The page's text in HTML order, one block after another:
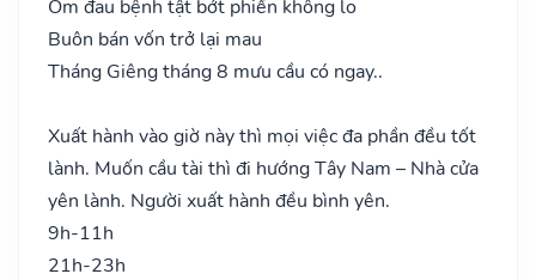
Ốm đau bệnh tật bớt phiền không lo
Buôn bán vốn trở lại mau
Tháng Giêng tháng 8 mưu cầu có ngay..
Xuất hành vào giờ này thì mọi việc đa phần đều tốt
lành. Muốn cầu tài thì đi hướng Tây Nam – Nhà cửa
yên lành. Người xuất hành đều bình yên.
9h-11h
21h-23h